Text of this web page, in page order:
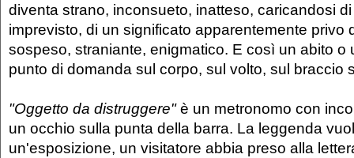
diventa strano, inconsueto, inatteso, caricandosi
imprevisto, di un significato apparentemente privo
sospeso, straniante, enigmatico. E così un abito o
punto di domanda sul corpo, sul volto, sul braccio
"Oggetto da distruggere"è un metronomo con
un occhio sulla punta della barra. La leggenda
un'esposizione, un visitatore abbia preso alla